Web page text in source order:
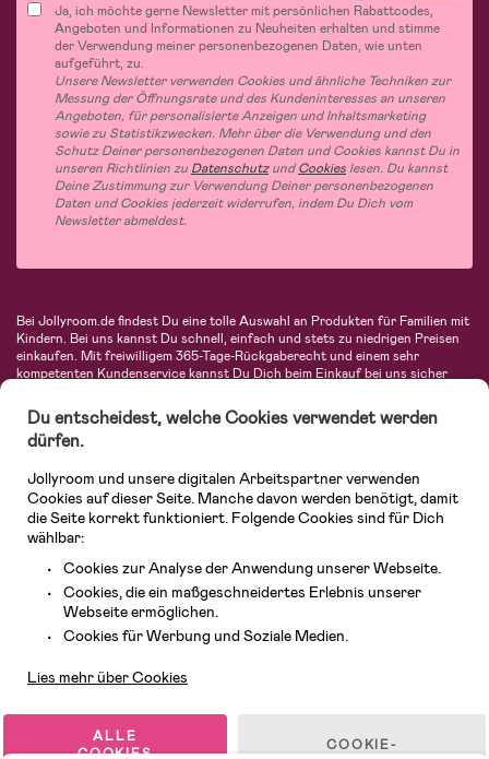
Ja, ich möchte gerne Newsletter mit persönlichen Rabattcodes,
Angeboten und Informationen zu Neuheiten erhalten und stimme
der Verwendung meiner personenbezogenen Daten, wie unten
aufgeführt, zu.
Unsere Newsletter verwenden Cookies und ähnliche Techniken zur
Messung der Öffnungsrate und des Kundeninteresses an unseren
Angeboten, für personalisierte Anzeigen und Inhaltsmarketing
sowie zu Statistikzwecken. Mehr über die Verwendung und den
Schutz Deiner personenbezogenen Daten und Cookies kannst Du in
unseren Richtlinien zu DatenschutzundCookies lesen. Du kannst
Deine Zustimmung zur Verwendung Deiner personenbezogenen
Daten und Cookies jederzeit widerrufen, indem Du Dich vom
Newsletter abmeldest.
Bei Jollyroom.de findest Du eine tolle Auswahl an Produkten für Familien mit
Kindern. Bei uns kannst Du schnell, einfach und stets zu niedrigen Preisen
einkaufen. Mit freiwilligem 365-Tage-Rückgaberecht und einem sehr
kompetenten Kundenservice kannst Du Dich beim Einkauf bei uns sicher
Autositze, Kinder- und Babymode, Produkte für Mütter und eine Menge
fantastischer Einrichtungsgegenstände, Spielsachen, Babyprodukte und
vieles mehr. Wir haben Produkte von bekannten Herstellern wie Britax, Maxi-
Avent, Jack Wolfskin, Cybex, LEGO und vielen mehr. Schau Dich um in
unserer vielfältigen Online-Boutique für Kinder & Babys. Willkommen!
© 2026 Jollyroom GmbH. Alle Rechte vorbehalten.
Du entscheidest, welche Cookies verwendet werden
dürfen.
Jollyroom und unsere digitalen Arbeitspartner verwenden
Cookies auf dieser Seite. Manche davon werden benötigt, damit
die Seite korrekt funktioniert. Folgende Cookies sind für Dich
wählbar:
Cookies zur Analyse der Anwendung unserer Webseite.
Cookies, die ein maßgeschneidertes Erlebnis unserer
Webseite ermöglichen.
Cookies für Werbung und Soziale Medien.
Lies mehr über Cookies
ALLE
COOKIES
COOKIE-